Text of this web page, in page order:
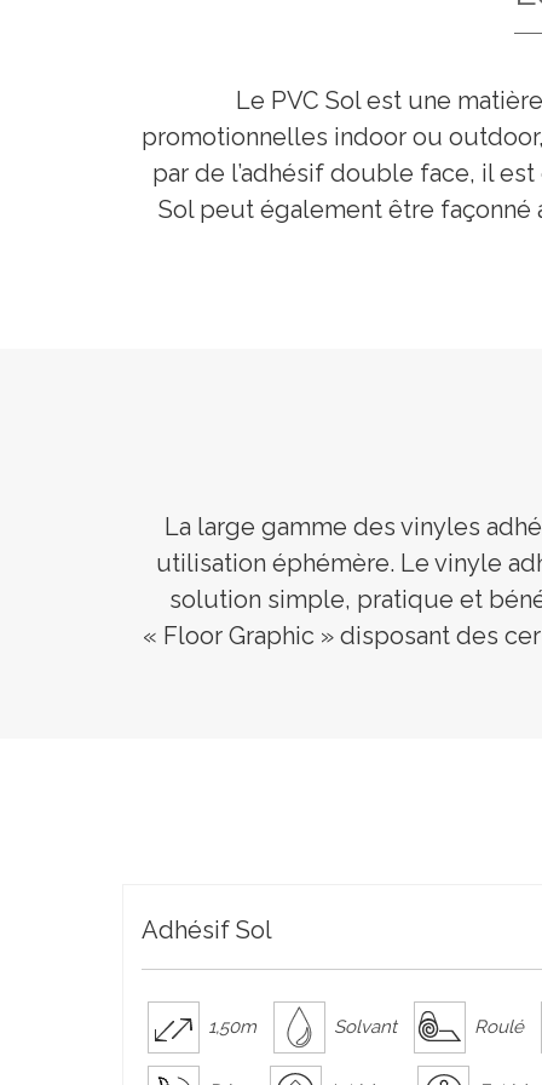
Le PVC Sol est une
promotionnelles indoor ou
par de l’adhésif double face, il
Sol peut également être façonné
La large gamme des vinyles
utilisation éphémère. Le vinyle
solution simple, pratique et
« Floor Graphic » disposant des
Adhésif Sol
1,50m Solvant Roulé